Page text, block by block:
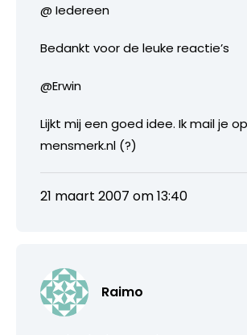
@ Iedereen
Bedankt voor de leuke reactie’s
@Erwin
Lijkt mij een goed idee. Ik mail je
mensmerk.nl (?)
21 maart 2007 om 13:40
Raimo